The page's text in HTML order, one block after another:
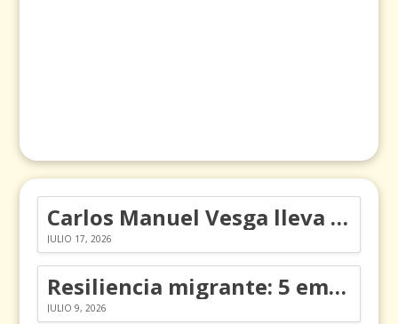
Carlos Manuel Vesga lleva el nombre de Colombia a los Emmy
JULIO 17, 2026
Resiliencia migrante: 5 emociones y cómo gestionarlas
JULIO 9, 2026